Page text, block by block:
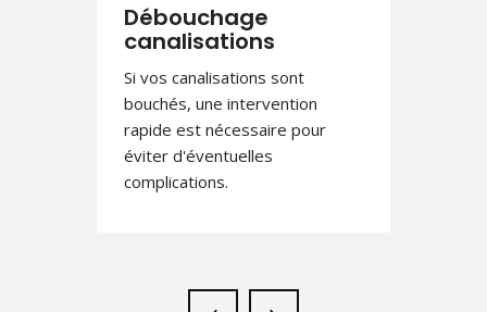
Débouchage
canalisations
Si vos canalisations sont
bouchés, une intervention
rapide est nécessaire pour
éviter d'éventuelles
complications.